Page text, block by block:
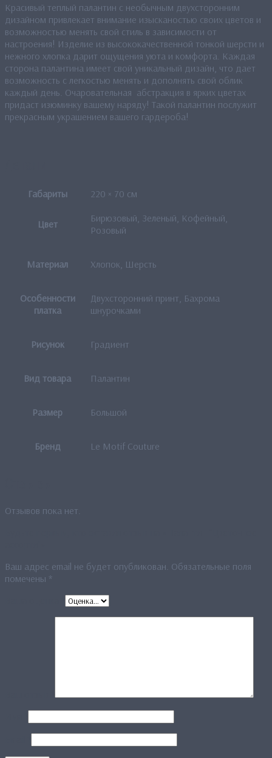
Красивый теплый палантин с необычным двухсторонним
дизайном привлекает внимание изысканостью своих цветов и
возможностью менять свой стиль в зависимости от
настроения! Изделие из высококачественной тонкой шерсти и
нежного хлопка дарит ощущения уюта и комфорта. Каждая
сторона палантина имеет свой уникальный дизайн, что дает
возможность с легкостью менять и дополнять свой облик
каждый день. Очаровательная абстракция в ярких цветах
придаст изюминку вашему наряду! Такой палантин послужит
прекрасным украшением вашего гардероба!
Габариты 220 × 70 см
Цвет
Бирюзовый, Зеленый, Кофейный,
Розовый
Материал Хлопок, Шерсть
Особенности
платка
Двухсторонний принт, Бахрома
шнурочками
Рисунок Градиент
Вид товара Палантин
Размер Большой
Бренд Le Motif Couture
Отзывов пока нет.
Ваш адрес email не будет опубликован. Обязательные поля
помечены *